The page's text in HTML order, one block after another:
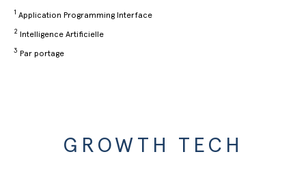
1 Application Programming Interface
2 Intelligence Artificielle
3 Par portage
GROWTH TECH